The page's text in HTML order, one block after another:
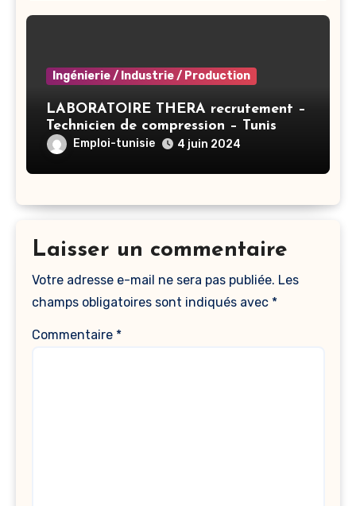
Ingénierie / Industrie / Production
LABORATOIRE THERA recrutement –
Technicien de compression – Tunis
Emploi-tunisie 4 juin 2024
Laisser un commentaire
Votre adresse e-mail ne sera pas publiée. Les
champs obligatoires sont indiqués avec *
Commentaire *